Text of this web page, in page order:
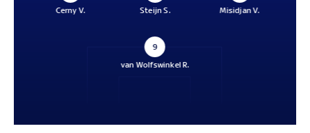
Cerny V.
Steijn S.
Misidjan V.
9
van Wolfswinkel R.